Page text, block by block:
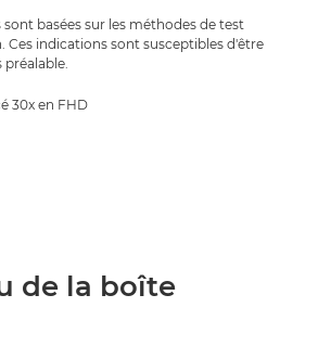
sont basées sur les méthodes de test
Ces indications sont susceptibles d'être
préalable.
30x en FHD
de la boîte